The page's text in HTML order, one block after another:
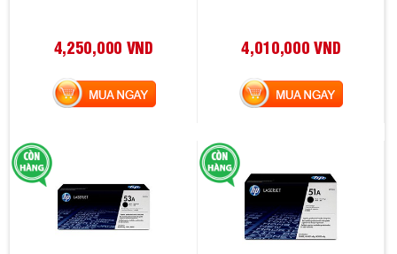
4,250,000 VND
MUA NGAY
4,010,000 VND
MUA NGAY